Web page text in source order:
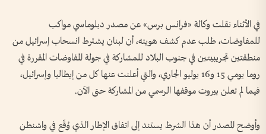
في الأثناء نقلت وكالة «فرانس برس» عن مصدر دبلوماسي مواكب
للمفاوضات، طلب عدم كشف هويته، أن لبنان يشترط انسحاب إسرائيل من
منطقتين تجريبيتين في جنوب البلاد للمشاركة في جولة المفاوضات المقررة في
روما يومي 15 و16 يوليو الجاري، والتي أعلنت عنها كل من إيطاليا وإسرائيل،
فيما لم تعلن بيروت موقفها الرسمي من المشاركة حتى الآن.
وأوضح المصدر أن هذا الشرط يستند إلى اتفاق الإطار الذي وُقّع في واشنطن